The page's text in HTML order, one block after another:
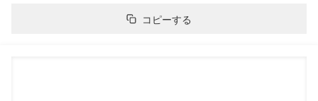
コピーする